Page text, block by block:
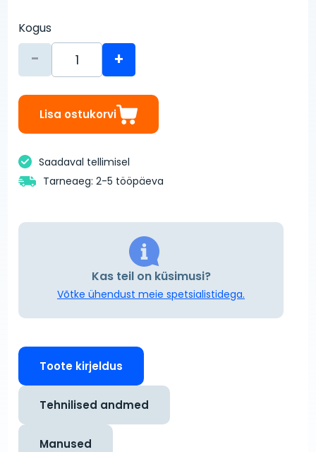
Kogus
- +
Lisa ostukorvi
Saadaval tellimisel
Tarneaeg: 2-5 tööpäeva
Kas teil on küsimusi?
Võtke ühendust meie spetsialistidega.
Toote kirjeldus
Tehnilised andmed
Manused